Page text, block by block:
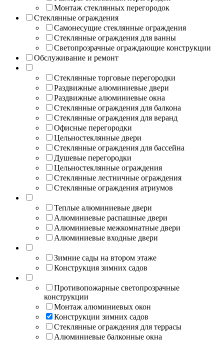
Монтаж стеклянных перегородок
Стеклянные ограждения
Самонесущие стеклянные ограждения
Стеклянные ограждения для ванны
Светопрозрачные ограждающие конструкции
Обслуживание и ремонт
Стеклянные торговые перегородки
Раздвижные алюминиевые двери
Раздвижные алюминиевые окна
Стеклянные ограждения для балкона
Стеклянные ограждения для веранд
Офисные перегородки
Цельностеклянные двери
Стеклянные ограждения для бассейна
Душевые перегородки
Цельностеклянные ограждения
Стеклянные лестничные ограждения
Стеклянные ограждения атриумов
Теплые алюминиевые двери
Алюминиевые распашные двери
Алюминиевые межкомнатные двери
Алюминиевые входные двери
Зимние сады на втором этаже
Конструкция зимних садов
Противопожарные светопрозрачные
конструкции
Монтаж алюминиевых окон
Конструкции зимних садов
Стеклянные ограждения для террасы
Алюминиевые балконные окна